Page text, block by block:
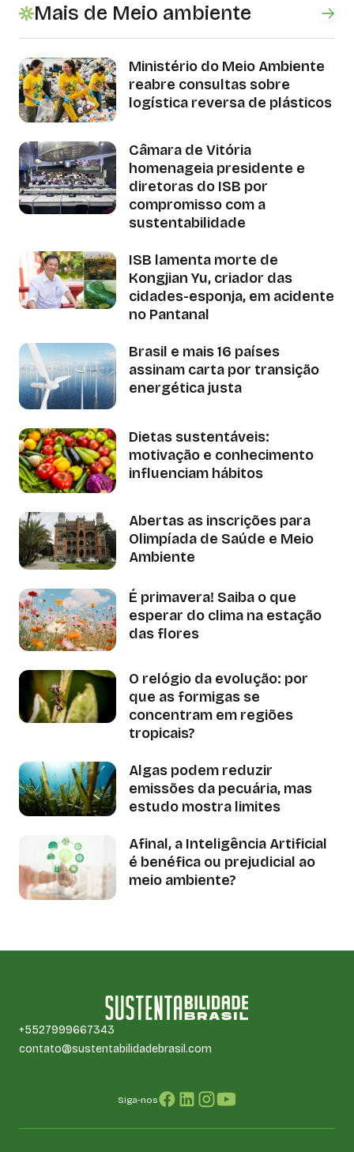
Mais de Meio ambiente
Ministério do Meio Ambiente
reabre consultas sobre
logística reversa de plásticos
Câmara de Vitória
homenageia presidente e
diretoras do ISB por
compromisso com a
sustentabilidade
ISB lamenta morte de
Kongjian Yu, criador das
cidades-esponja, em acidente
no Pantanal
Brasil e mais 16 países
assinam carta por transição
energética justa
Dietas sustentáveis:
motivação e conhecimento
influenciam hábitos
Abertas as inscrições para
Olimpíada de Saúde e Meio
Ambiente
É primavera! Saiba o que
esperar do clima na estação
das flores
O relógio da evolução: por
que as formigas se
concentram em regiões
tropicais?
Algas podem reduzir
emissões da pecuária, mas
estudo mostra limites
Afinal, a Inteligência Artificial
é benéfica ou prejudicial ao
meio ambiente?
+5527999667343
contato@sustentabilidadebrasil.com
Siga-nos